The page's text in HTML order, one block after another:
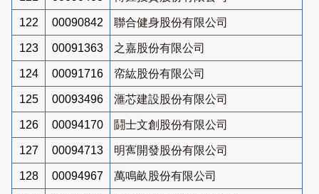
122 00090842 聯合健身股份有限公司
123 00091363 之嘉股份有限公司
124 00091716 帟紘股份有限公司
125 00093496 滙芯建設股份有限公司
126 00094170 鬪士文創股份有限公司
127 00094713 明寯開發股份有限公司
128 00094967 萬鳴畝股份有限公司